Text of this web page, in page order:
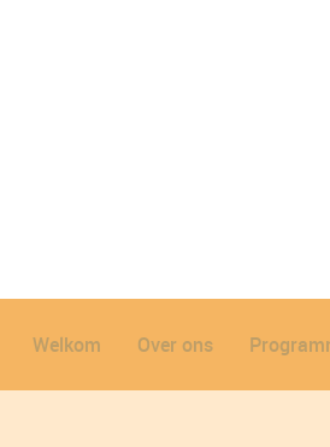
Welkom Over ons